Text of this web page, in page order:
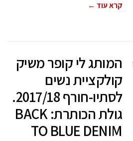
קרא עוד ←
המותג לי קופר משיק
קולקציית נשים
לסתיו-חורף 2017/18.
גולת הכותרת: BACK
TO BLUE DENIM